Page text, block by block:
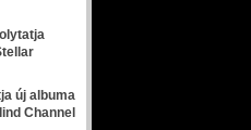
új albuma
Channel